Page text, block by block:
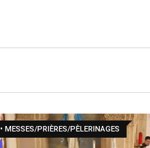
• MESSES/PRIÈRES/PÈLERINAGES